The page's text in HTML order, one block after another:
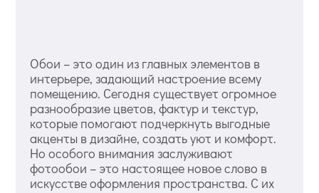
Обои – это один из главных элементов в
интерьере, задающий настроение всему
помещению. Сегодня существует огромное
разнообразие цветов, фактур и текстур,
которые помогают подчеркнуть выгодные
акценты в дизайне, создать уют и комфорт.
Но особого внимания заслуживают
фотообои – это настоящее новое слово в
искусстве оформления пространства. С их